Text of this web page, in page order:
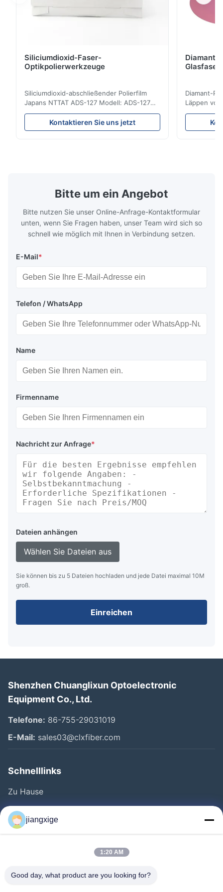
Siliciumdioxid-Faser-
Optikpolierwerkzeuge
Siliciumdioxid-abschließender Polierfilm
Japans NTTAT ADS-127 Modell: ADS-127
Ursprungsort: Japan Schnelles Detail
●Gleichmäßig-gesprühte Partikel auf
überzogener Oberfläche ●Gute Intensität
Kontaktieren Sie uns jetzt
Diamant-
Diamant-
Läppen
von
Bitte um ein Angebot
Bitte nutzen Sie unser Online-Anfrage-Kontaktformular
unten, wenn Sie Fragen haben, unser Team wird sich so
schnell wie möglich mit Ihnen in Verbindung setzen.
E-Mail*
Telefon / WhatsApp
Name
Firmenname
Nachricht zur Anfrage*
Dateien anhängen
Wählen Sie Dateien aus
Sie können bis zu 5 Dateien hochladen und jede Datei maximal 10M
groß.
Einreichen
Shenzhen Chuanglixun Optoelectronic
Equipment Co., Ltd.
Telefone: 86-755-29031019
E-Mail: sales03@clxfiber.com
Schnelllinks
Zu Hause
Produkte
Über Uns
Kontakt Mit Uns
jiangxige
1:20 AM
Good day, what product are you looking for?